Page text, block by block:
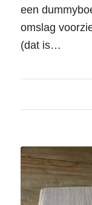
een
omslag
(dat is…